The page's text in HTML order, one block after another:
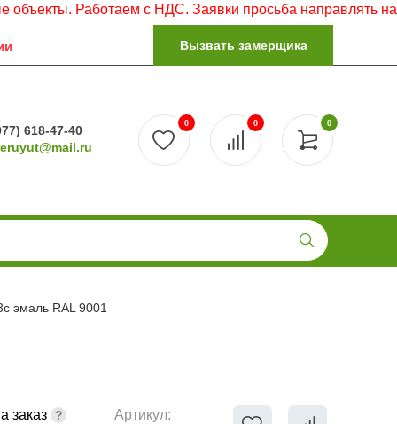
Работаем с НДС. Заявки просьба направлять на
Вызвать замерщика
618-47-40
0
0 0
эмаль RAL 9001
заказ
Артикул: